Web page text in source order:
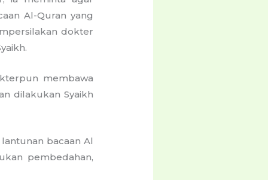
Al-Quran yang
dokter
membawa
dilakukan Syaikh
bacaan Al
pembedahan,